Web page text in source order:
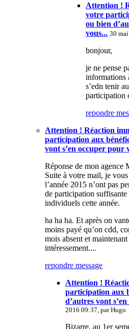
Attention !
votre
ou bien
vous... 30
bonjour,
je ne pense
informations
s’edn tenir
participation
repondre
Attention ! Réaction
participation aux
vont s’en occuper pour
Réponse de mon agence
Suite à votre mail, je
l’année 2015 n’ont pas
de participation
individuels cette année.
ha ha ha. Et après on
moins payé qu’on cdd,
mois absent et
intéressement....
repondre message
Attention !
participation aux
d’autres vont
2016 09:37, parHugo
Bizarre, au 1er